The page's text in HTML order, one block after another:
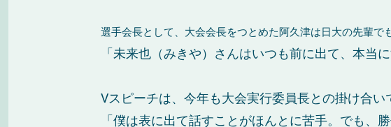
選手会長として、大会会長をつとめた阿久津は日大の先輩で
「未来也（みきや）さんはいつも前に出て、本当
Vスピーチは、今年も大会実行委員長との掛け合
「僕は表に出て話すことがほんとに苦手。でも、